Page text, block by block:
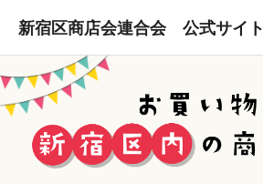
新宿区商店会連合会 公式サイト